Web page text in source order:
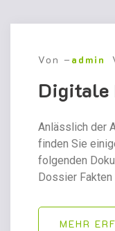
Von – admin
Digitale
Anlässlich der
finden Sie
folgenden
Dossier Fakten
MEHR